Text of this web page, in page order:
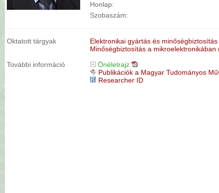
Honlap:
Szobaszám:
Oktatott tárgyak
Elektronikai gyártás és
Minőségbiztosítás a mikroelektronikában
További információ
Önéletrajz
Publikációk a Magyar Tudományos
Researcher ID